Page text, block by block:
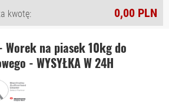
kwotę: 0,00 PLN
na piasek 10kg do
- WYSYŁKA W 24H
AKCESORIA
MYŚLIWSKIE
AKCESORIA WIDEO
AKUMULATORY,
DRONY I